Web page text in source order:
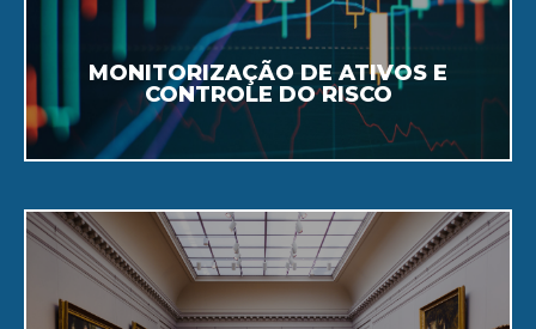
MONITORIZAÇÃO DE ATIVOS E
CONTROLE DO RISCO
Saiba Mais